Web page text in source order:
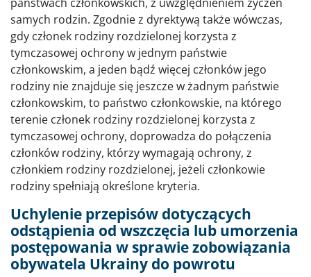
samych rodzin. Zgodnie z dyrektywą także wówczas,
gdy członek rodziny rozdzielonej korzysta z
tymczasowej ochrony w jednym państwie
członkowskim, a jeden bądź więcej członków jego
rodziny nie znajduje się jeszcze w żadnym państwie
członkowskim, to państwo członkowskie, na którego
terenie członek rodziny rozdzielonej korzysta z
tymczasowej ochrony, doprowadza do połączenia
członków rodziny, którzy wymagają ochrony, z
członkiem rodziny rozdzielonej, jeżeli członkowie
rodziny spełniają określone kryteria.
Uchylenie przepisów dotyczących
odstąpienia od wszczęcia lub umorzenia
postępowania w sprawie zobowiązania
obywatela Ukrainy do powrotu